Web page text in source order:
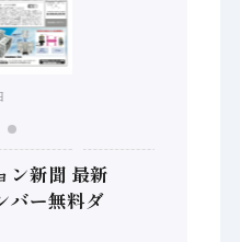
ン新聞 最新
バー無料ダ